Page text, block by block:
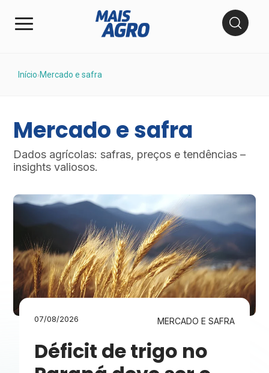
Início› Mercado e safra
Mercado e safra
Dados agrícolas: safras, preços e tendências –
insights valiosos.
07/08/2026 MERCADO E SAFRA
Déficit de trigo no